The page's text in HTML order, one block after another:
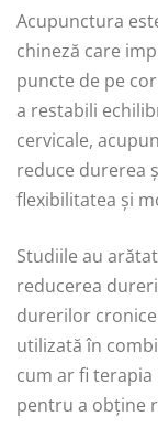
Acupunctura
chineză care
puncte de pe
a restabili
cervicale,
reduce durerea
flexibilitatea și
Studiile au
reducerea
durerilor
utilizată în
cum ar fi
pentru a obține